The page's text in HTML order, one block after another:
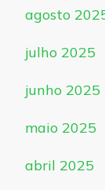
agosto
julho 2025
junho 2025
maio 2025
abril 2025